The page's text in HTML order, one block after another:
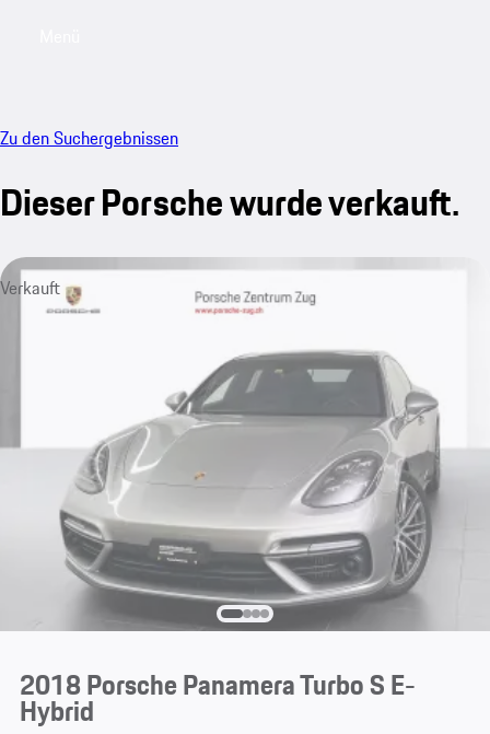
Zu den Suchergebnissen
Dieser Porsche wurde verkauft.
Verkauft
2018 Porsche Panamera Turbo S E-
Hybrid